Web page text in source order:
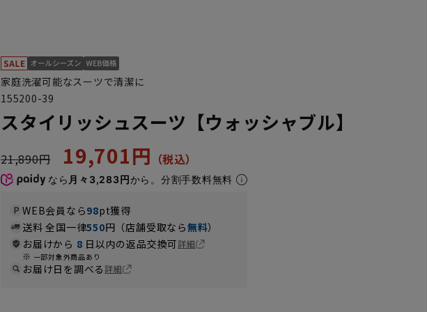
YA4 YA6
家庭洗濯可能なスーツで清潔に
155200-39
スタイリッシュスーツ【ウォッシャブル】
21,890円 19,701円
なら 月々3,283円から。分割手数料無料
WEB会員なら98pt獲得
送料 全国一律550円（店舗受取なら無料）
お届けから 8 日以内の返品交換可詳細
一部対象外商品あり
お届け日を調べる詳細